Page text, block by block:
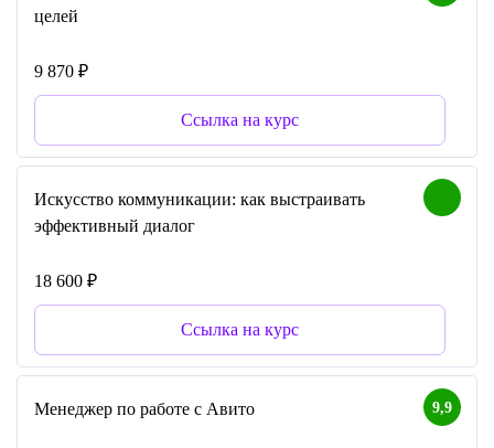
целей
9 870 ₽
Ссылка на курс
Искусство коммуникации: как выстраивать
эффективный диалог
18 600 ₽
Ссылка на курс
9,9
Менеджер по работе с Авито